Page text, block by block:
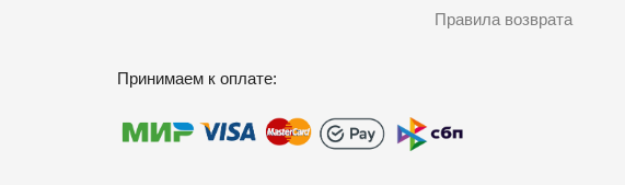
Правила возврата
Принимаем к оплате: